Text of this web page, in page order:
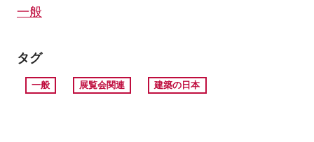
一般
タグ
一般 展覧会関連 建築の日本